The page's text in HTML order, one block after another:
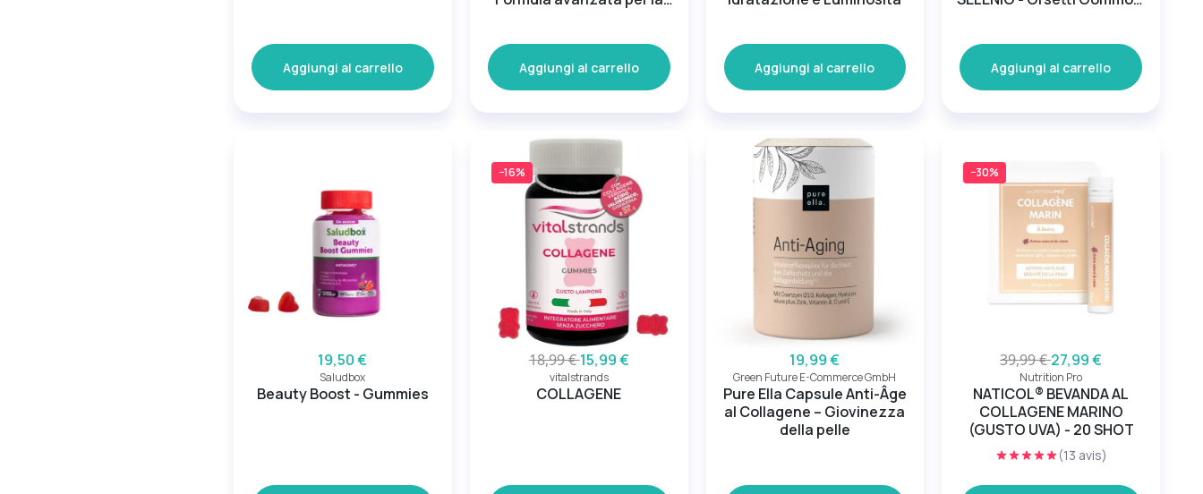
Aggiungi al carrello Aggiungi al carrello Aggiungi al carrello Aggiungi al carrello
19,50 €
Saludbox
Beauty Boost - Gummies
−16%
18,99 €15,99 €
vitalstrands
COLLAGENE
19,99 €
Green Future E-Commerce GmbH
Pure Ella Capsule Anti-Âge
al Collagene – Giovinezza
della pelle
−30%
39,99 €27,99 €
Nutrition Pro
NATICOL® BEVANDA AL
COLLAGENE MARINO
(GUSTO UVA) - 20 SHOT
(13 avis)